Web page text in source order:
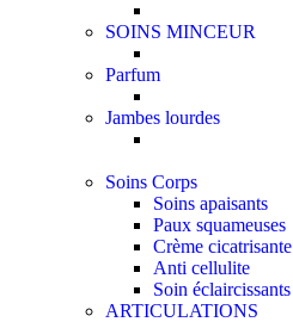
SOINS MINCEUR
Parfum
Jambes lourdes
Soins Corps
Soins apaisants
Paux squameuses
Crème cicatrisante
Anti cellulite
Soin éclaircissants
ARTICULATIONS